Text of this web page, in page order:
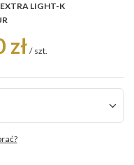
LIGHT-K
zł / szt.